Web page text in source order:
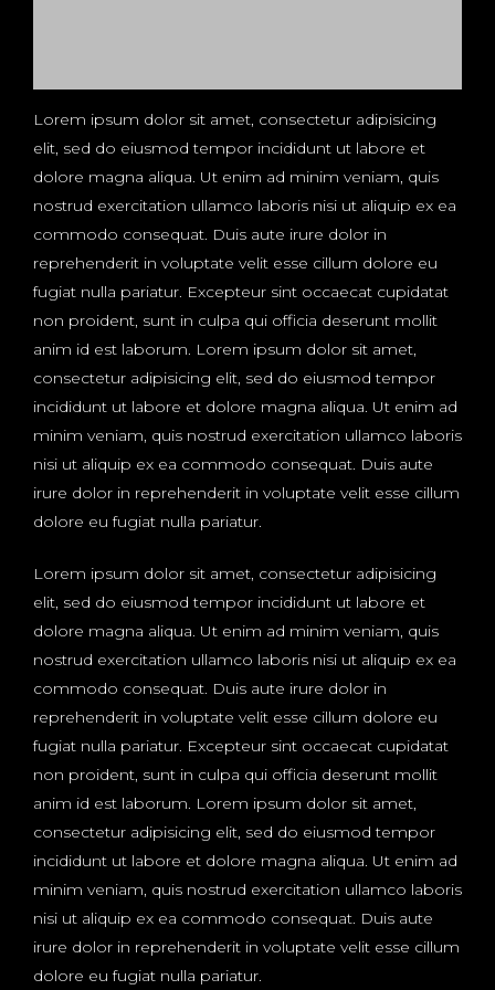
Lorem ipsum dolor sit amet, consectetur adipisicing
elit, sed do eiusmod tempor incididunt ut labore et
dolore magna aliqua. Ut enim ad minim veniam, quis
nostrud exercitation ullamco laboris nisi ut aliquip ex ea
commodo consequat. Duis aute irure dolor in
reprehenderit in voluptate velit esse cillum dolore eu
fugiat nulla pariatur. Excepteur sint occaecat cupidatat
non proident, sunt in culpa qui officia deserunt mollit
anim id est laborum. Lorem ipsum dolor sit amet,
consectetur adipisicing elit, sed do eiusmod tempor
incididunt ut labore et dolore magna aliqua. Ut enim ad
minim veniam, quis nostrud exercitation ullamco laboris
nisi ut aliquip ex ea commodo consequat. Duis aute
irure dolor in reprehenderit in voluptate velit esse cillum
dolore eu fugiat nulla pariatur.
Lorem ipsum dolor sit amet, consectetur adipisicing
elit, sed do eiusmod tempor incididunt ut labore et
dolore magna aliqua. Ut enim ad minim veniam, quis
nostrud exercitation ullamco laboris nisi ut aliquip ex ea
commodo consequat. Duis aute irure dolor in
reprehenderit in voluptate velit esse cillum dolore eu
fugiat nulla pariatur. Excepteur sint occaecat cupidatat
non proident, sunt in culpa qui officia deserunt mollit
anim id est laborum. Lorem ipsum dolor sit amet,
consectetur adipisicing elit, sed do eiusmod tempor
incididunt ut labore et dolore magna aliqua. Ut enim ad
minim veniam, quis nostrud exercitation ullamco laboris
nisi ut aliquip ex ea commodo consequat. Duis aute
irure dolor in reprehenderit in voluptate velit esse cillum
dolore eu fugiat nulla pariatur.